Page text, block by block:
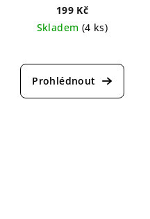
199 Kč
Skladem (4 ks)
hodnocení
produktu